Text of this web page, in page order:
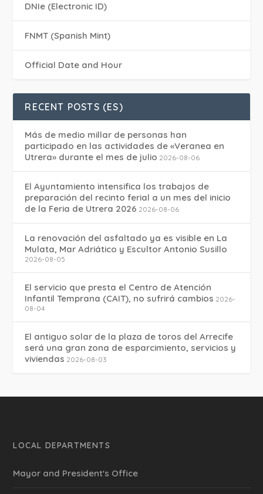
DNIe (Electronic ID)
FNMT (Spanish Mint)
Official Date and Hour
RECENT POSTS (ES)
Más de medio millar de personas han
participado en las actividades de «Veranea en
Utrera» durante el mes de julio 2026-08-06
El Ayuntamiento intensifica los trabajos de
preparación del recinto ferial a un mes del inicio
de la Feria de Utrera 2026 2026-08-06
La renovación del asfaltado ya es visible en La
Mulata, Mar Adriático y Escultor Antonio Susillo
2026-08-05
El servicio que presta el Centro de Atención
Infantil Temprana (CAIT), no sufrirá cambios 2026-
08-04
El antiguo solar de la plaza de toros del Arrecife
será una gran zona de esparcimiento, servicios y
viviendas 2026-08-03
LOCAL DEPARTMENTS
Mayor and President's Office